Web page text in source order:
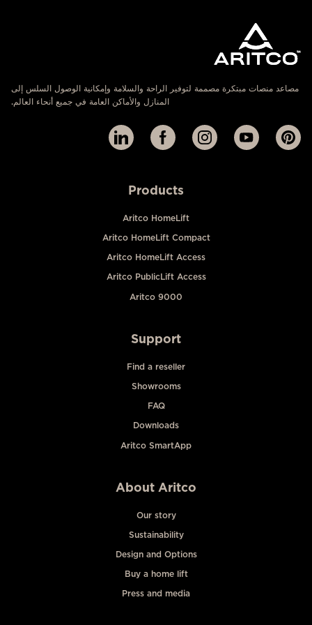
مصاعد منصات مبتكرة مصممة لتوفير الراحة والسلامة وإمكانية الوصول السلس إلى
المنازل والأماكن العامة في جميع أنحاء العالم.
Products
Aritco HomeLift
Aritco HomeLift Compact
Aritco HomeLift Access
Aritco PublicLift Access
Aritco 9000
Support
Find a reseller
Showrooms
FAQ
Downloads
Aritco SmartApp
About Aritco
Our story
Sustainability
Design and Options
Buy a home lift
Press and media